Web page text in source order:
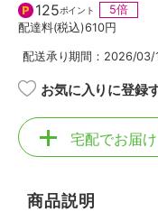
125ポイント
5倍
配達料(税込)610円
配送承り期間：2026/
お気に入りに登録
宅配でお届け
商品説明